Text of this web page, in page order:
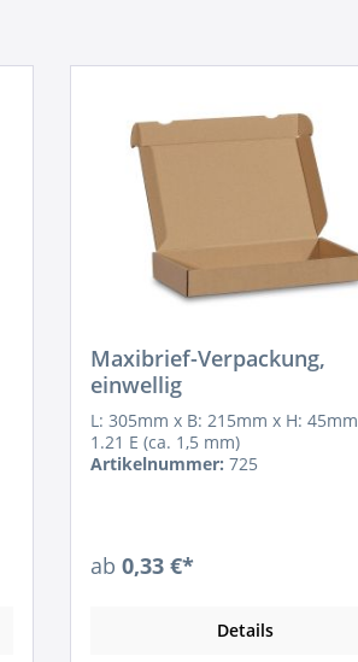
Maxibrief-Verpackung,
einwellig
L: 305mm x B: 215mm x H: 45mm
1.21 E (ca. 1,5 mm)
Artikelnummer: 725
ab 0,33 €*
Details